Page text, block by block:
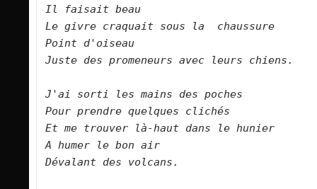
Il faisait beau
Le givre craquait sous la  chaussure
Point d'oiseau
Juste des promeneurs avec leurs chiens.
J'ai sorti les mains des poches
Pour prendre quelques clichés
Et me trouver là-haut dans le hunier
A humer le bon air
Dévalant des volcans.